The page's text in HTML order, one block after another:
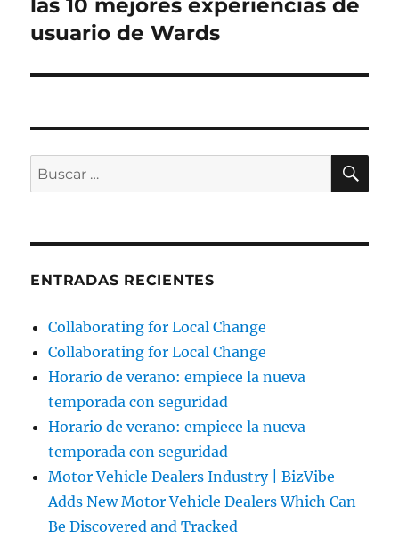
las 10 mejores experiencias de
usuario de Wards
Buscar
por:
ENTRADAS RECIENTES
Collaborating for Local Change
Collaborating for Local Change
Horario de verano: empiece la nueva
temporada con seguridad
Horario de verano: empiece la nueva
temporada con seguridad
Motor Vehicle Dealers Industry | BizVibe
Adds New Motor Vehicle Dealers Which Can
Be Discovered and Tracked